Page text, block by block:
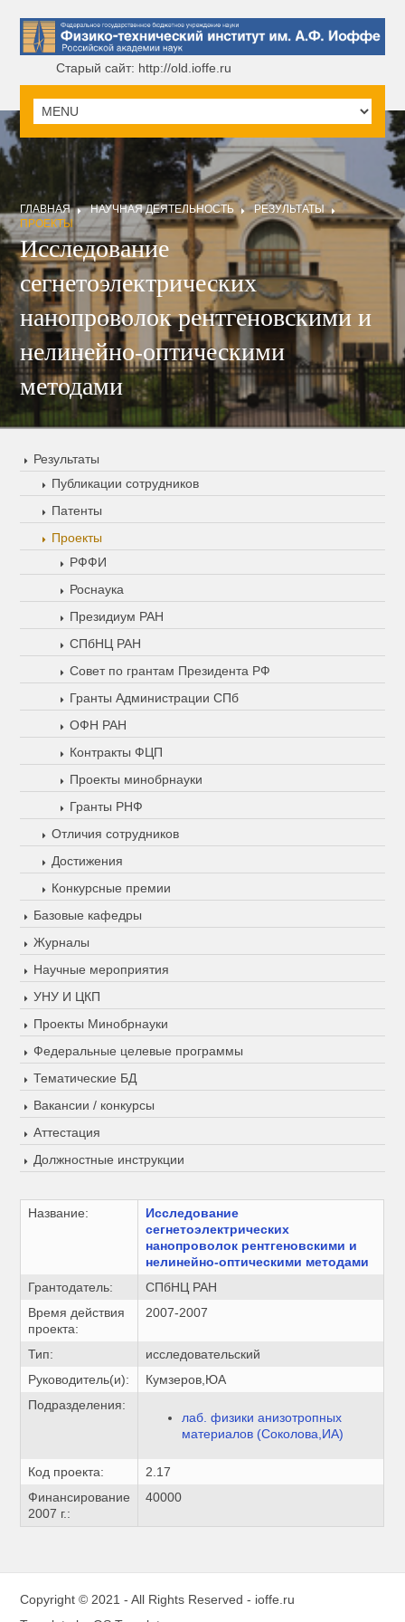
Старый сайт: http://old.ioffe.ru
ГЛАВНАЯ НАУЧНАЯ ДЕЯТЕЛЬНОСТЬ
РЕЗУЛЬТАТЫ
ПРОЕКТЫ
Исследование
сегнетоэлектрических
нанопроволок рентгеновскими и
нелинейно-оптическими
методами
Результаты
Публикации сотрудников
Патенты
Проекты
РФФИ
Роснаука
Президиум РАН
СПбНЦ РАН
Совет по грантам Президента РФ
Гранты Администрации СПб
ОФН РАН
Контракты ФЦП
Проекты минобрнауки
Гранты РНФ
Отличия сотрудников
Достижения
Конкурсные премии
Базовые кафедры
Журналы
Научные мероприятия
УНУ И ЦКП
Проекты Минобрнауки
Федеральные целевые программы
Тематические БД
Вакансии / конкурсы
Аттестация
Должностные инструкции
Название:
Исследование
сегнетоэлектрических
нанопроволок рентгеновскими и
нелинейно-оптическими методами
Грантодатель:
СПбНЦ РАН
Время действия
проекта:
2007-2007
Тип:
исследовательский
Руководитель(и):
Кумзеров,ЮА
Подразделения:
лаб. физики анизотропных
материалов (Соколова,ИА)
Код проекта:
2.17
Финансирование
2007 г.:
40000
Copyright © 2021 - All Rights Reserved - ioffe.ru